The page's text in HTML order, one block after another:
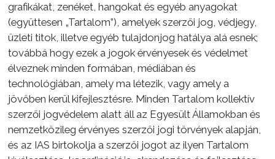
grafikákat, zenéket, hangokat és egyéb anyagokat
(együttesen „Tartalom”), amelyek szerzői jog, védjegy,
üzleti titok, illetve egyéb tulajdonjog hatálya alá esnek;
továbbá hogy ezek a jogok érvényesek és védelmet
élveznek minden formában, médiában és
technológiában, amely ma létezik, vagy amely a
jövőben kerül kifejlesztésre. Minden Tartalom kollektív
szerzői jogvédelem alatt áll az Egyesült Államokban és
nemzetközileg érvényes szerzői jogi törvények alapján,
és az IAS birtokolja a szerzői jogot az ilyen Tartalom